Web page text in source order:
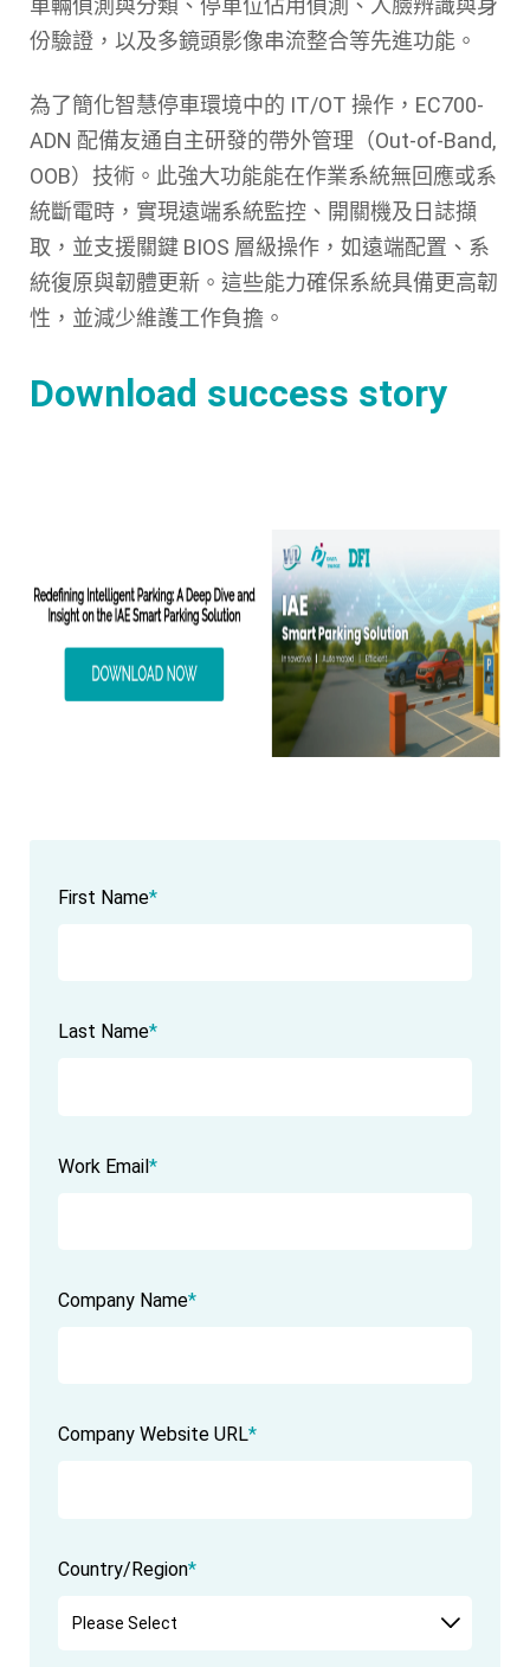
車輛偵測與分類、停車位佔用偵測、人臉辨識與身
份驗證，以及多鏡頭影像串流整合等先進功能。
為了簡化智慧停車環境中的 IT/OT 操作，EC700-
ADN 配備友通自主研發的帶外管理（Out-of-Band,
OOB）技術。此強大功能能在作業系統無回應或系
統斷電時，實現遠端系統監控、開關機及日誌擷
取，並支援關鍵 BIOS 層級操作，如遠端配置、系
統復原與韌體更新。這些能力確保系統具備更高韌
性，並減少維護工作負擔。
Download success story
First Name*
Last Name*
Work Email*
Company Name*
Company Website URL*
Country/Region*